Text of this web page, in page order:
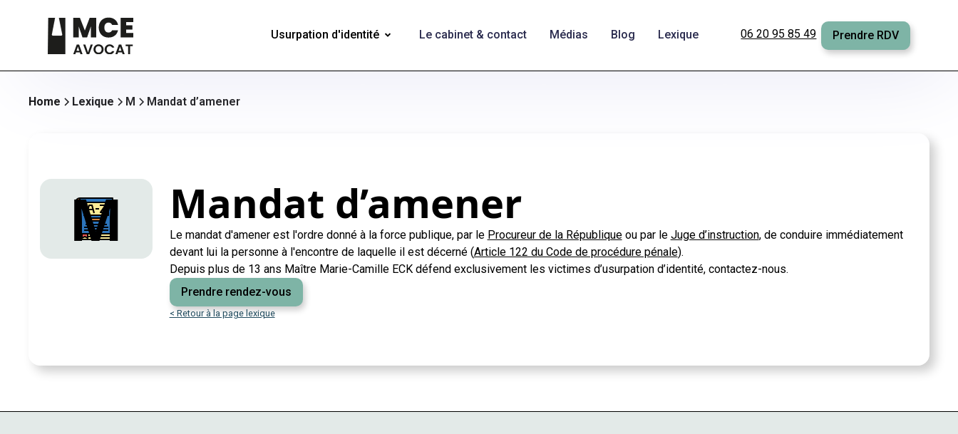
Usurpation d'identité Le cabinet & contact Médias Blog Lexique 06 20 95 85 49 Prendre RDV
Home Lexique M Mandat d’amener
M Mandat d’amener
Le mandat d'amener est l'ordre donné à la force publique, par le Procureur de la Républiqueou par le Juge d’instruction, de conduire immédiatement
devant lui la personne à l'encontre de laquelle il est décerné (Article 122 du Code de procédure pénale).
Depuis plus de 13 ans Maître Marie-Camille ECK défend exclusivement les victimes d’usurpation d’identité, contactez-nous.
Prendre rendez-vous
< Retour à la page lexique